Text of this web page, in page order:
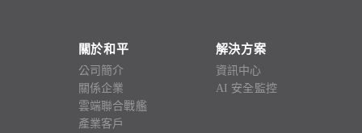
關於和平
公司簡介
關係企業
雲端聯合戰艦
產業客戶
解決方案
資訊中心
AI 安全監控